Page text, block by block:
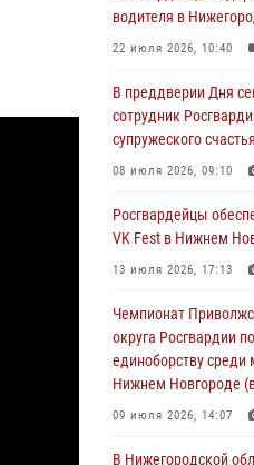
правонарушителя за
17 июля 2026, 05:17
В Нижегородской
мероприятия в
ведомственной
Росгвардейцы
VK Fest в Нижнем
Нижегородские
прошедшую неделю
по сигналу «тревога»
13 июля 2026, 06:45
Росгвардейцы
водителя в
22 июля 2026, 10:40
В преддверии Дня
сотрудник
супружеского
08 июля 2026, 09:10
Росгвардейцы
VK Fest в Нижнем
13 июля 2026, 17:13
Чемпионат
округа Росгвардии
единоборству среди
Нижнем Новгороде
09 июля 2026, 14:07
В Нижегородской